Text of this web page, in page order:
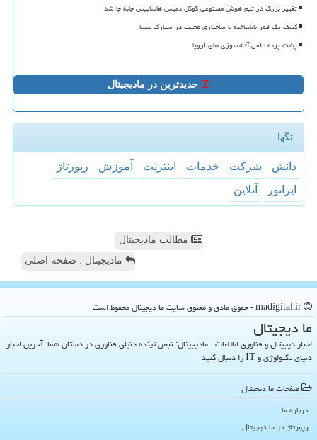
تغییر بزرگ در تیم هوش مصنوعی گوگل دمیس هاسابیس جابه جا شد
کشف یک قمر ناشناخته با ساختاری عجیب در سیارک نیسا
پشت پرده علمی آتشسوزی های اروپا
جدیدترین در مادیجیتال
تگها
دانش شركت خدمات اینترنت آموزش
رپورتاژ
اپراتور
آنلاین
مطالب مادیجیتال
مادیجیتال : صفحه اصلی
ما دیجیتال
اخبار دیجیتال و فناوری اطلاعات - مادیجیتال: نبض تپنده دنیای فناوری در دستان شما. آخرین اخبار
دنیای تکنولوژی و IT را دنبال کنید
صفحات ما دیجیتال
درباره ما
رپورتاژ در ما دیجیتال